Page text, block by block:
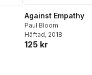
Against Empathy
Paul Bloom
Häftad, 2018
125 kr